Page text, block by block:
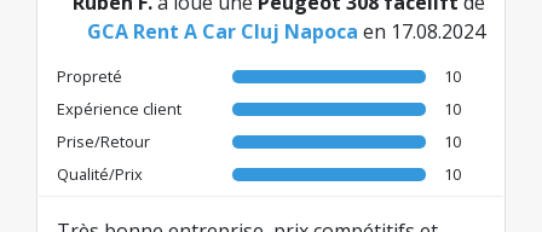
GCA Rent A Car Cluj Napoca en 17.08.2024
Propreté
10
Expérience client
10
Prise/Retour
10
Qualité/Prix
10